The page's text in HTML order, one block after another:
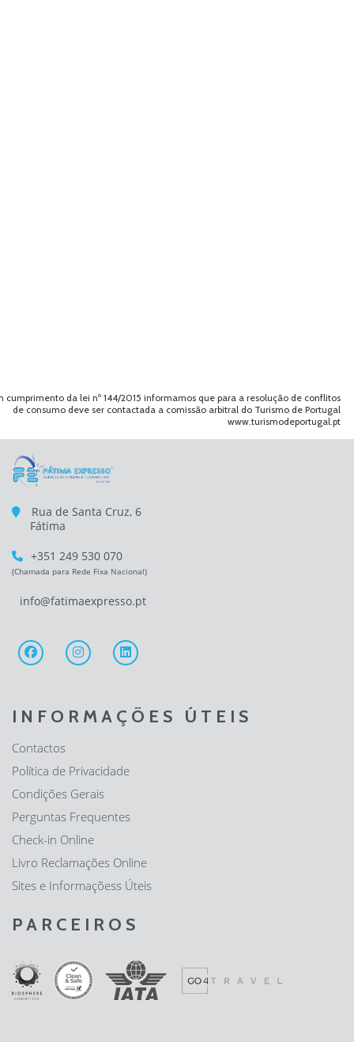
cumprimento da lei nº 144/2015 informamos que para a resolução de conflitos
de consumo deve ser contactada a comissão arbitral do Turismo de Portugal
www.turismodeportugal.pt
Rua de Santa Cruz, 6
Fátima
+351 249 530 070
(Chamada para Rede Fixa Nacional)
info@fatimaexpresso.pt
INFORMAÇÕES ÚTEIS
Contactos
Política de Privacidade
Condições Gerais
Perguntas Frequentes
Check-in Online
Livro Reclamações Online
Sites e Informaçõess Úteis
PARCEIROS